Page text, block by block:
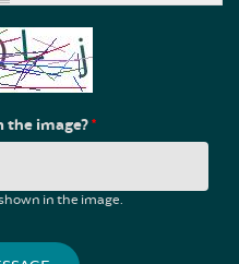
the image?*
in the image.